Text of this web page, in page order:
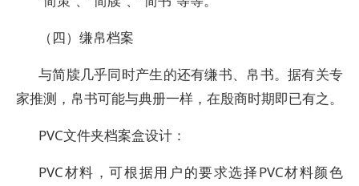
（四）缣帛档案
与简牍几乎同时产生的还有缣书、帛书。据有关专
家推测，帛书可能与典册一样，在殷商时期即已有之。
PVC文件夹档案盒设计：
PVC材料，可根据用户的要求选择PVC材料颜色